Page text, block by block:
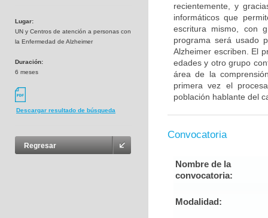
Lugar:
UN y Centros de atención a personas con
la Enfermedad de Alzheimer
Duración:
6 meses
Descargar resultado de búsqueda
Regresar
recientemente, y
informáticos que
escritura mismo, con
programa será usado
Alzheimer escriben. El
edades y otro grupo
área de la
primera vez el
población hablante del
Convocatoria
Nombre de la
convocatoria:
Modalidad: